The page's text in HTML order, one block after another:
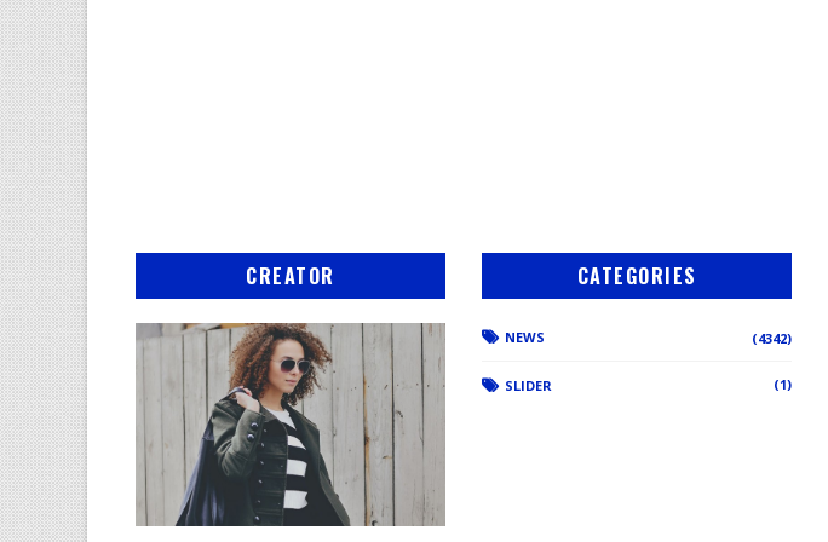
CREATOR CATEGORIES
NEWS (4342)
SLIDER (1)